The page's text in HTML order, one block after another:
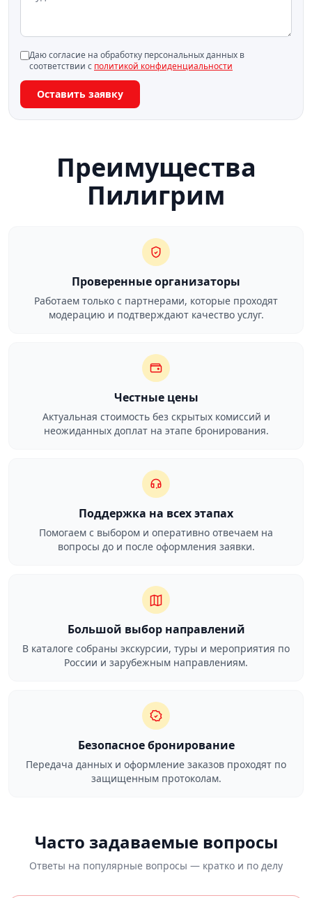
Даю согласие на обработку персональных данных в
соответствии с политикой конфиденциальности
Оставить заявку
Преимущества
Пилигрим
Проверенные организаторы
Работаем только с партнерами, которые проходят
модерацию и подтверждают качество услуг.
Честные цены
Актуальная стоимость без скрытых комиссий и
неожиданных доплат на этапе бронирования.
Поддержка на всех этапах
Помогаем с выбором и оперативно отвечаем на
вопросы до и после оформления заявки.
Большой выбор направлений
В каталоге собраны экскурсии, туры и мероприятия по
России и зарубежным направлениям.
Безопасное бронирование
Передача данных и оформление заказов проходят по
защищенным протоколам.
Часто задаваемые вопросы
Ответы на популярные вопросы — кратко и по делу